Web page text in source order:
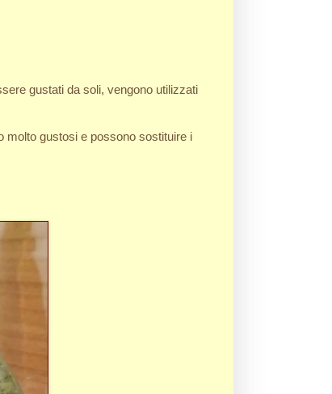
gustati da soli, vengono utilizzati
molto gustosi e possono sostituire i